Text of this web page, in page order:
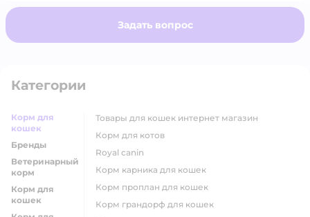
Задать вопрос
Категории
Корм для
кошек
Бренды
Ветеринарный
корм
Корм для
кошек
товары для кошек интернет магазин
корм для котов
royal canin
корм карника для кошек
корм проплан для кошек
корм грандорф для кошек